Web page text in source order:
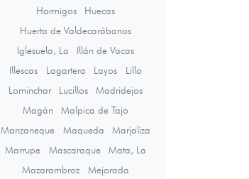
Hormigos
Huecas
Huerta de Valdecarábanos
Iglesuela, La
Illán de Vacas
Illescas
Lagartera Layos
Lillo
Lominchar
Lucillos
Madridejos
Magán
Malpica de Tajo
Manzaneque
Maqueda
Marjaliza
Marrupe
Mascaraque
Mata, La
Mazarambroz
Mejorada